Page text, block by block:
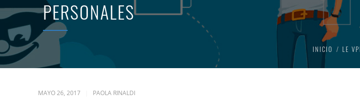
PERSONALES
INICIO LE
MAYO 26, 2017 PAOLA RINALDI